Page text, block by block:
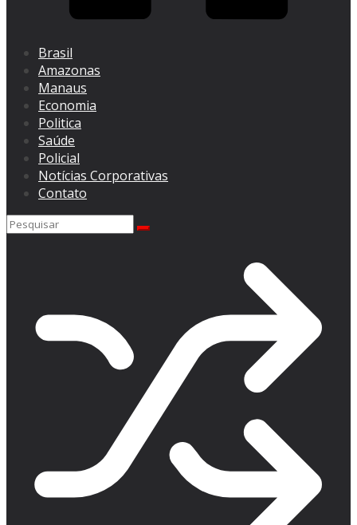
Brasil
Amazonas
Manaus
Economia
Politica
Saúde
Policial
Notícias Corporativas
Contato